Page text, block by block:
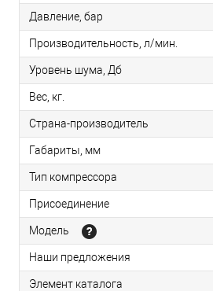
Давление, бар
Производительность, л/мин.
Уровень шума, Дб
Вес, кг.
Страна-производитель
Габариты, мм
Тип компрессора
Присоединение
Модель
Наши предложения
Элемент каталога